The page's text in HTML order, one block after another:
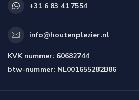
+31 6 83 41 7554
info@houtenplezier.nl
KVK nummer: 60682744
btw-nummer: NL001655282B86